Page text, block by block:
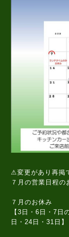
⚠変更があり再掲
７月の営業日程
７月のお休み
【3日・6日・7日
日・24日・31日】